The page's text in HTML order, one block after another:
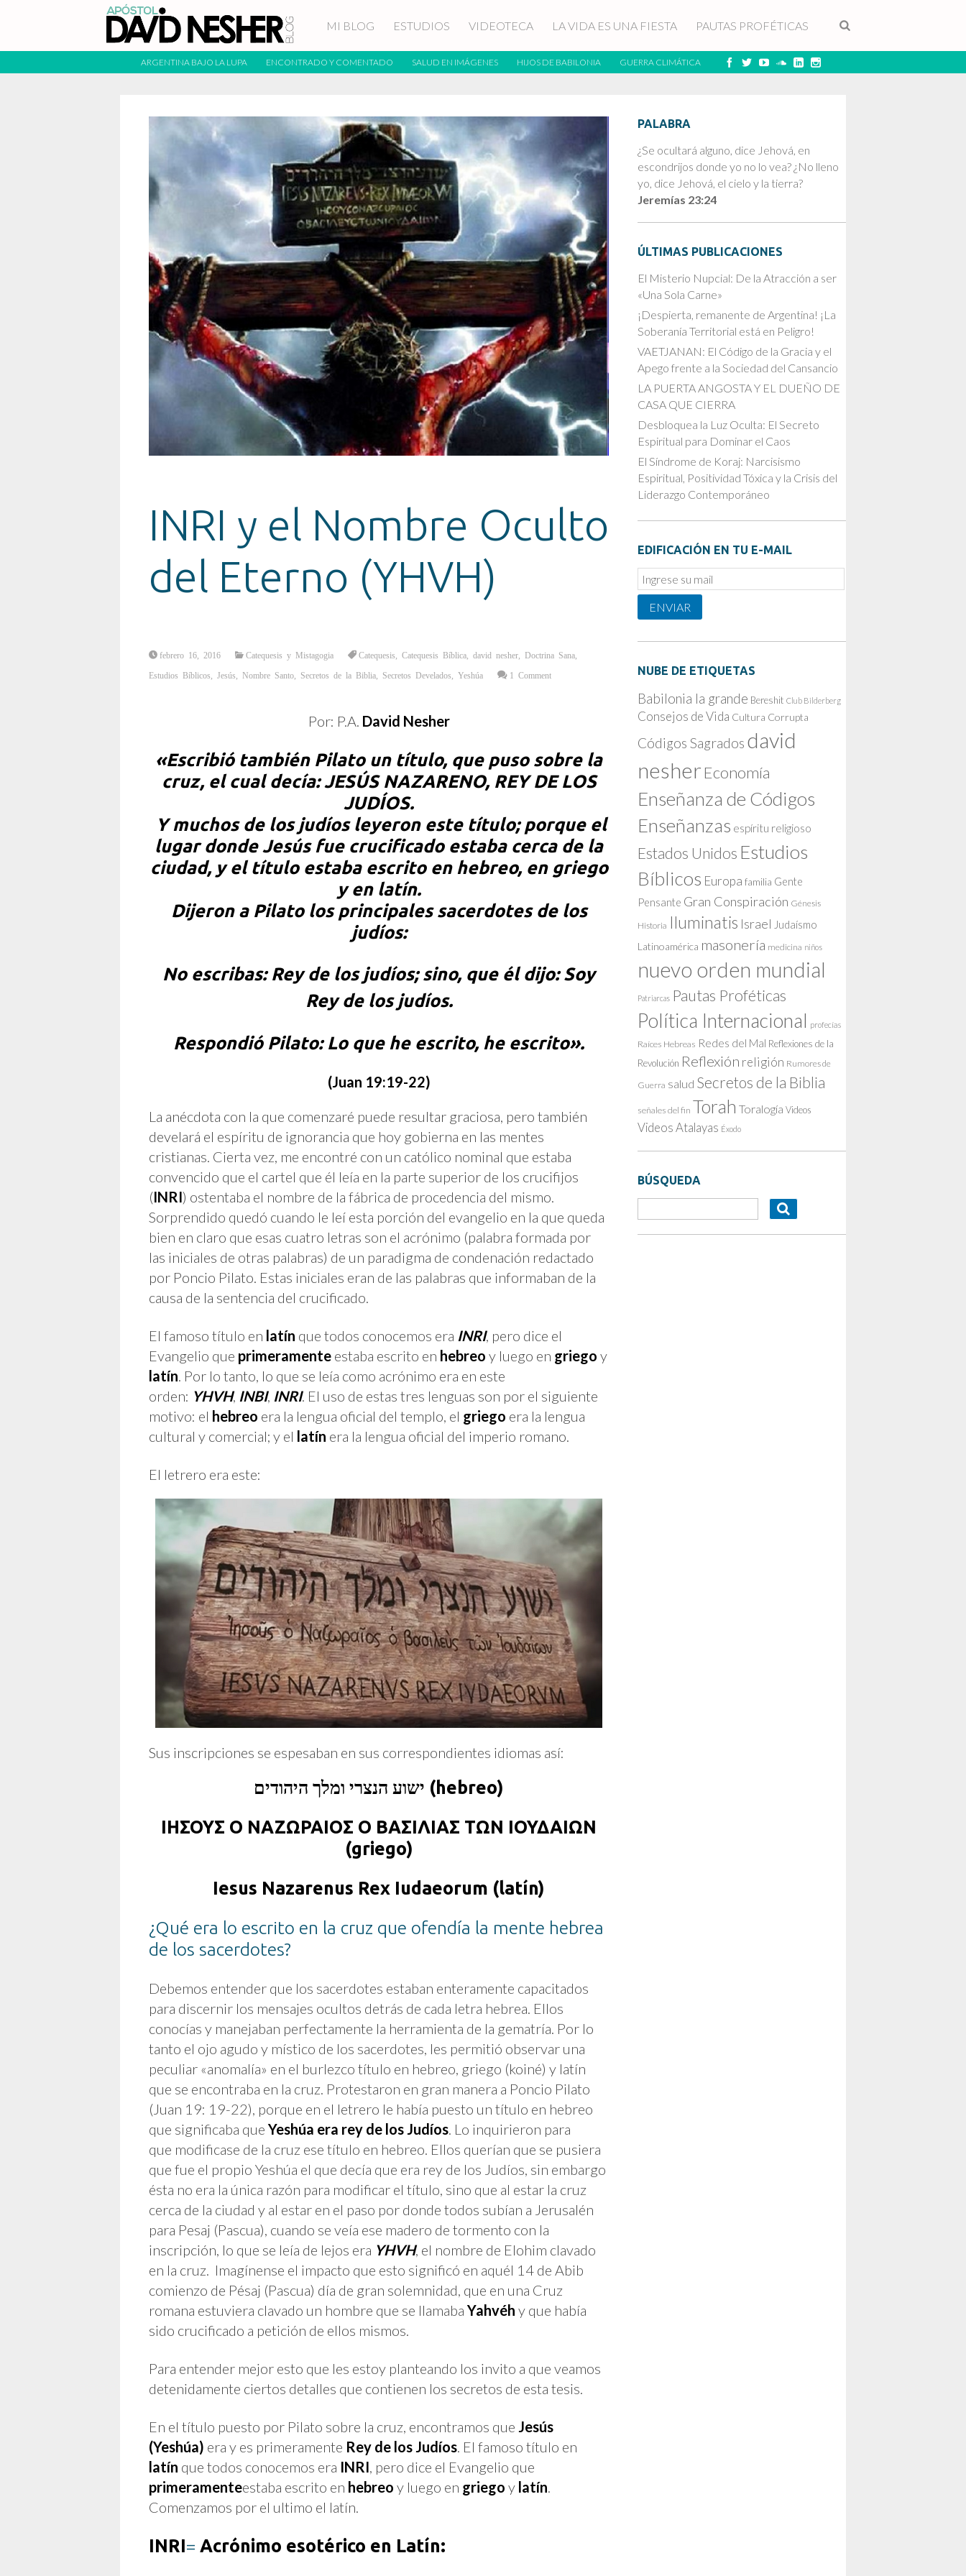
MI BLOG ESTUDIOS VIDEOTECA LA VIDA ES UNA FIESTA PAUTAS PROFÉTICAS
ARGENTINA BAJO LA LUPA ENCONTRADO Y COMENTADO SALUD EN IMÁGENES HIJOS DE BABILONIA GUERRA CLIMÁTICA
INRI y el Nombre Oculto
del Eterno (YHVH)
febrero 16, 2016 Catequesis y Mistagogia Catequesis Catequesis Bíblica david nesher Doctrina Sana
Estudios Bíblicos Jesús Nombre Santo Secretos de la Biblia Secretos Develados Yeshúa 1 Comment
Por: P.A. David Nesher
«Escribió también Pilato un título, que puso sobre la
cruz, el cual decía: JESÚS NAZARENO, REY DE LOS
JUDÍOS.
Y muchos de los judíos leyeron este título; porque el
lugar donde Jesús fue crucificado estaba cerca de la
ciudad, y el título estaba escrito en hebreo, en griego
y en latín.
Dijeron a Pilato los principales sacerdotes de los
judíos:
No escribas: Rey de los judíos;sino, que él dijo: Soy
Rey de los judíos.
Respondió Pilato: Lo que he escrito, he escrito».
(Juan 19:19-22)
La anécdota con la que comenzaré puede resultar graciosa, pero también
develará el espíritu de ignorancia que hoy gobierna en las mentes
cristianas. Cierta vez, me encontré con un católico nominal que estaba
convencido que el cartel que él leía en la parte superior de los crucifijos
(INRI) ostentaba el nombre de la fábrica de procedencia del mismo.
Sorprendido quedó cuando le leí esta porción del evangelio en la que queda
bien en claro que esas cuatro letras son el acrónimo (palabra formada por
las iniciales de otras palabras) de un paradigma de condenación redactado
por Poncio Pilato. Estas iniciales eran de las palabras que informaban de la
causa de la sentencia del crucificado.
El famoso título en latín que todos conocemos era INRI, pero dice el
Evangelio que primeramente estaba escrito en hebreo y luego en griego y
latín. Por lo tanto, lo que se leía como acrónimo era en este
orden: YHVH, INBI, INRI. El uso de estas tres lenguas son por el siguiente
motivo: el hebreo era la lengua oficial del templo, el griego era la lengua
cultural y comercial; y el latín era la lengua oficial del imperio romano.
El letrero era este:
Sus inscripciones se espesaban en sus correspondientes idiomas así:
ישוע הנצרי ומלך היהודים (hebreo)
ΙΗΣΟΥΣ Ο ΝΑΖΩΡΑΙΟΣ Ο ΒΑΣΙΛΙΑΣ ΤΩΝ ΙΟΥΔΑΙΩΝ
(griego)
Iesus Nazarenus Rex Iudaeorum (latín)
¿Qué era lo escrito en la cruz que ofendía la mente hebrea
de los sacerdotes?
Debemos entender que los sacerdotes estaban enteramente capacitados
para discernir los mensajes ocultos detrás de cada letra hebrea. Ellos
conocías y manejaban perfectamente la herramienta de la gematría. Por lo
tanto el ojo agudo y místico de los sacerdotes, les permitió observar una
peculiar «anomalía» en el burlezco título en hebreo, griego (koiné) y latín
que se encontraba en la cruz. Protestaron en gran manera a Poncio Pilato
(Juan 19: 19-22), porque en el letrero le había puesto un título en hebreo
que significaba que Yeshúa era rey de los Judíos. Lo inquirieron para
que modificase de la cruz ese título en hebreo. Ellos querían que se pusiera
que fue el propio Yeshúa el que decía que era rey de los Judíos, sin embargo
ésta no era la única razón para modificar el título, sino que al estar la cruz
cerca de la ciudad y al estar en el paso por donde todos subían a Jerusalén
para Pesaj (Pascua), cuando se veía ese madero de tormento con la
inscripción, lo que se leía de lejos era YHVH, el nombre de Elohim clavado
en la cruz. Imagínense el impacto que esto significó en aquél 14 de Abib
comienzo de Pésaj (Pascua) día de gran solemnidad, que en una Cruz
romana estuviera clavado un hombre que se llamaba Yahvéh y que había
sido crucificado a petición de ellos mismos.
Para entender mejor esto que les estoy planteando los invito a que veamos
detenidamente ciertos detalles que contienen los secretos de esta tesis.
En el título puesto por Pilato sobre la cruz, encontramos que Jesús
(Yeshúa) era y es primeramente Rey de los Judíos. El famoso título en
latín que todos conocemos era INRI, pero dice el Evangelio que
primeramenteestaba escrito en hebreo y luego en griego y latín.
Comenzamos por el ultimo el latín.
INRI= Acrónimo esotérico en Latín:
PALABRA
¿Se ocultará alguno, dice Jehová, en
escondrijos donde yo no lo vea? ¿No lleno
yo, dice Jehová, el cielo y la tierra?
Jeremías 23:24
ÚLTIMAS PUBLICACIONES
El Misterio Nupcial: De la Atracción a ser
«Una Sola Carne»
¡Despierta, remanente de Argentina! ¡La
Soberanía Territorial está en Peligro!
VAETJANAN: El Código de la Gracia y el
Apego frente a la Sociedad del Cansancio
LA PUERTA ANGOSTA Y EL DUEÑO DE
CASA QUE CIERRA
Desbloquea la Luz Oculta: El Secreto
Espiritual para Dominar el Caos
El Síndrome de Koraj: Narcisismo
Espiritual, Positividad Tóxica y la Crisis del
Liderazgo Contemporáneo
EDIFICACIÓN EN TU E-MAIL
Email
Subscription
ENVIAR
NUBE DE ETIQUETAS
Babilonia la grande Bereshit Club Bilderberg
Consejos de Vida Cultura Corrupta
Códigos Sagrados david
nesher Economía
Enseñanza de Códigos
Enseñanzas espíritu religioso
Estados Unidos Estudios
Bíblicos Europa familia Gente
Pensante Gran Conspiración Génesis
Historia Iluminatis Israel Judaísmo
Latinoamérica masonería medicina niños
nuevo orden mundial
Patriarcas Pautas Proféticas
Política Internacional profecías
Raíces Hebreas Redes del Mal Reflexiones de la
Revolución Reflexión religión Rumores de
Guerra salud Secretos de la Biblia
señales del fin Torah Toralogía Videos
Videos Atalayas Éxodo
BÚSQUEDA